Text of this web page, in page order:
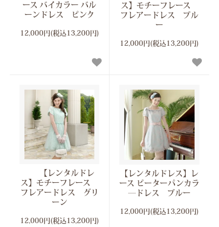
ース バイカラー バル
ーンドレス ピンク
12,000円(税込13,200円)
ス】モチーフレース
フレアードレス ブル
ー
12,000円(税込13,200円)
【レンタルドレ
ス】モチーフレース
フレアードレス グリ
ーン
12,000円(税込13,200円)
【レンタルドレス】レ
ース ピーターパンカラ
―ドレス ブルー
12,000円(税込13,200円)